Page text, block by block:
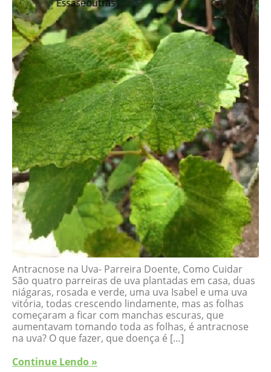
Antracnose na Uva- Parreira Doente, Como Cuidar
São quatro parreiras de uva plantadas em casa, duas
niágaras, rosada e verde, uma uva Isabel e uma uva
vitória, todas crescendo lindamente, mas as folhas
começaram a ficar com manchas escuras, que
aumentavam tomando toda as folhas, é antracnose
na uva? O que fazer, que doença é […]
Continue Lendo »